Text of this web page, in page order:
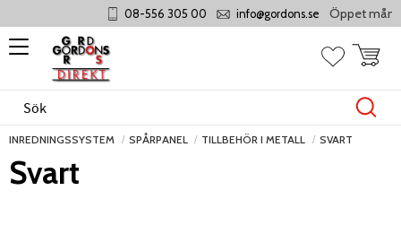
Meny
08-556 305 00 info@gordons.se Öppet måndag
Favoriter
INREDNINGSSYSTEM SPÅRPANEL TILLBEHÖR I METALL SVART
Svart